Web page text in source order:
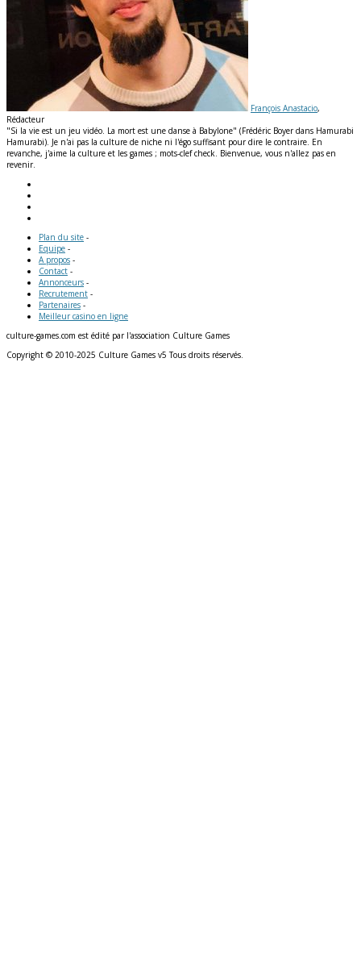
François Anastacio,
Rédacteur
"Si la vie est un jeu vidéo. La mort est une danse à Babylone" (Frédéric Boyer dans Hamurabi
Hamurabi). Je n'ai pas la culture de niche ni l'égo suffisant pour dire le contraire. En
revanche, j'aime la culture et les games ; mots-clef check. Bienvenue, vous n'allez pas en
revenir.
Plan du site -
Equipe -
A propos -
Contact -
Annonceurs -
Recrutement -
Partenaires -
Meilleur casino en ligne
culture-games.com est édité par l'association Culture Games
Copyright © 2010-2025 Culture Games v5 Tous droits réservés.